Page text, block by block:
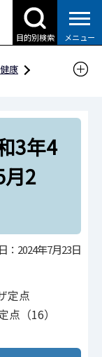
目的別検索 メニュー
健康
ら令和3年5
3年4
月2
：2024年7月23日
定点
（16）